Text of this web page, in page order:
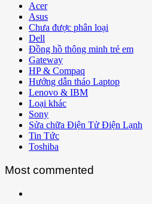
Acer
Asus
Chưa được phân loại
Dell
Đồng hồ thông minh trẻ em
Gateway
HP & Compaq
Hướng dẫn tháo Laptop
Lenovo & IBM
Loại khác
Sony
Sửa chữa Điện Tử Điện Lạnh
Tin Tức
Toshiba
Most commented